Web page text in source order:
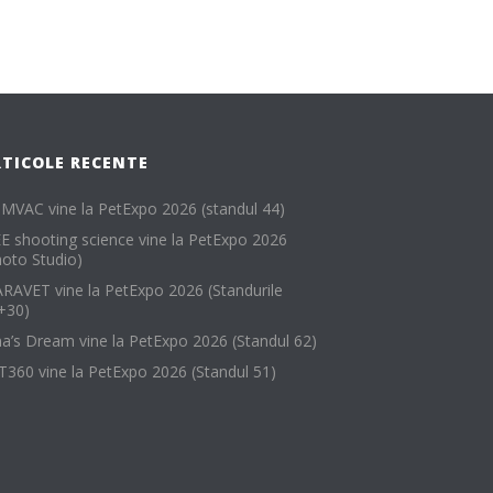
RECENTE
vine la PetExpo 2026 (standul 44)
shooting science vine la PetExpo 2026
Studio)
vine la PetExpo 2026 (Standurile
Dream vine la PetExpo 2026 (Standul 62)
vine la PetExpo 2026 (Standul 51)